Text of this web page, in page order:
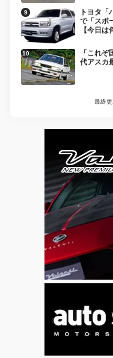
トヨタ
で「スポ
【今日は
「これ
代アスカ
最終